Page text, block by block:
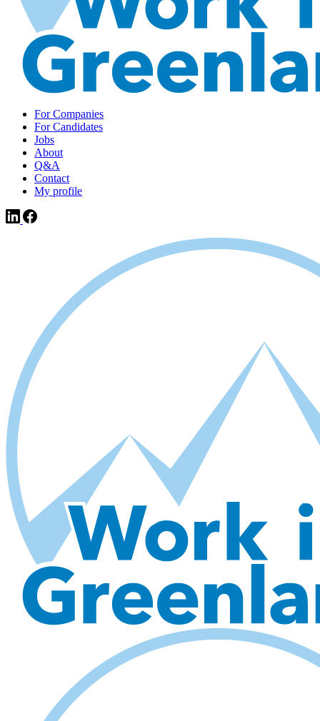
For Companies
For Candidates
Jobs
About
Q&A
Contact
My profile